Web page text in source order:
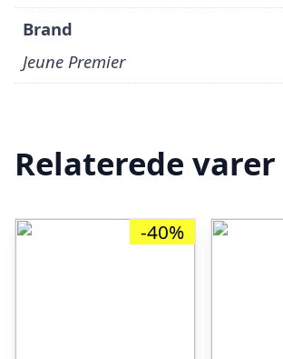
Brand
Jeune Premier
Relaterede varer
-40%